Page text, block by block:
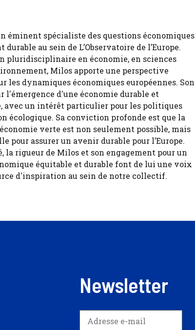
éminent spécialiste des questions économiques
au sein de L’Observatoire de l’Europe.
pluridisciplinaire en économie, en sciences
Milos apporte une perspective
les dynamiques économiques européennes. Son
l'émergence d'une économie durable et
avec un intérêt particulier pour les politiques
écologique. Sa conviction profonde est que la
verte est non seulement possible, mais
pour assurer un avenir durable pour l’Europe.
la rigueur de Milos et son engagement pour un
équitable et durable font de lui une voix
d'inspiration au sein de notre collectif.
Newsletter